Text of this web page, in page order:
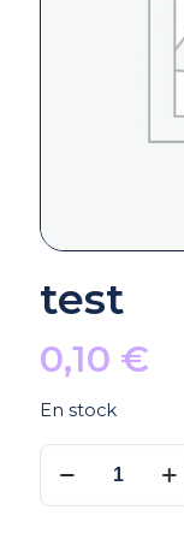
test
0,10 €
En stock